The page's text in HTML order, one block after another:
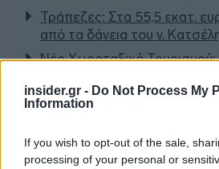
insider.gr - Do Not Process My
Information
If you wish to opt-out of the sale,
processing of your personal or
Τράπεζες: Στα 55,5 εκατ.
από τα δάνεια του ν.
Νέο Χωροταξικό Τουρισμού:
γραμμές» για το περιβάλλον
ξενοδοχεία, νησιά και
ελληνικής βιομηχανίας